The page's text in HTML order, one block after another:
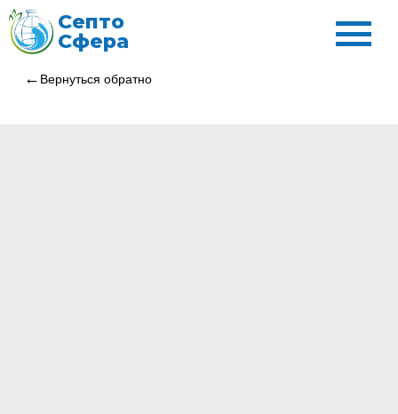
Септо
Сфера
Вернуться обратно